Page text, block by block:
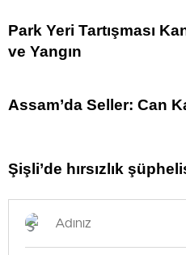
Park Yeri Tartışması
ve Yangın
Assam’da Seller: Can
Şişli’de hırsızlık